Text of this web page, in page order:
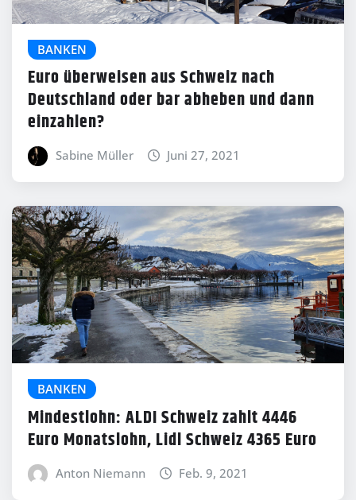
BANKEN
Euro überweisen aus Schweiz nach
Deutschland oder bar abheben und dann
einzahlen?
Sabine Müller Juni 27, 2021
BANKEN
Mindestlohn: ALDI Schweiz zahlt 4446
Euro Monatslohn, Lidl Schweiz 4365 Euro
Anton Niemann Feb. 9, 2021